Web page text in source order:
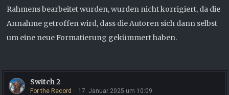
Rahmens bearbeitet wurden, wurden nicht korrigiert, da die
Annahme getroffen wird, dass die Autoren sich dann selbst
um eine neue Formatierung gekümmert haben.
Switch 2
For the Record 17. Januar 2025 um 10:09